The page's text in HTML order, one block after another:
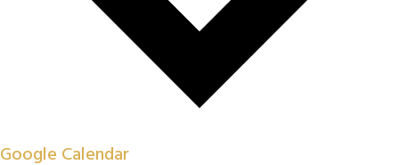
Google Calendar